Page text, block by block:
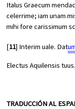
Italus Graecum
celerrime; iam unam
mihi fore carissimum
[11] Interim uale. Dat
Electus Aquilensis tuus.
TRADUCCIÓN AL